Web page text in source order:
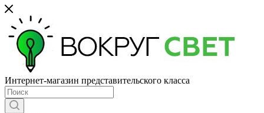
Интернет-магазин представительского класса